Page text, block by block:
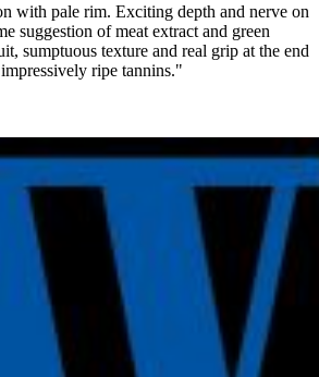
with pale rim. Exciting depth and nerve on
suggestion of meat extract and green
sumptuous texture and real grip at the end
ripe tannins."